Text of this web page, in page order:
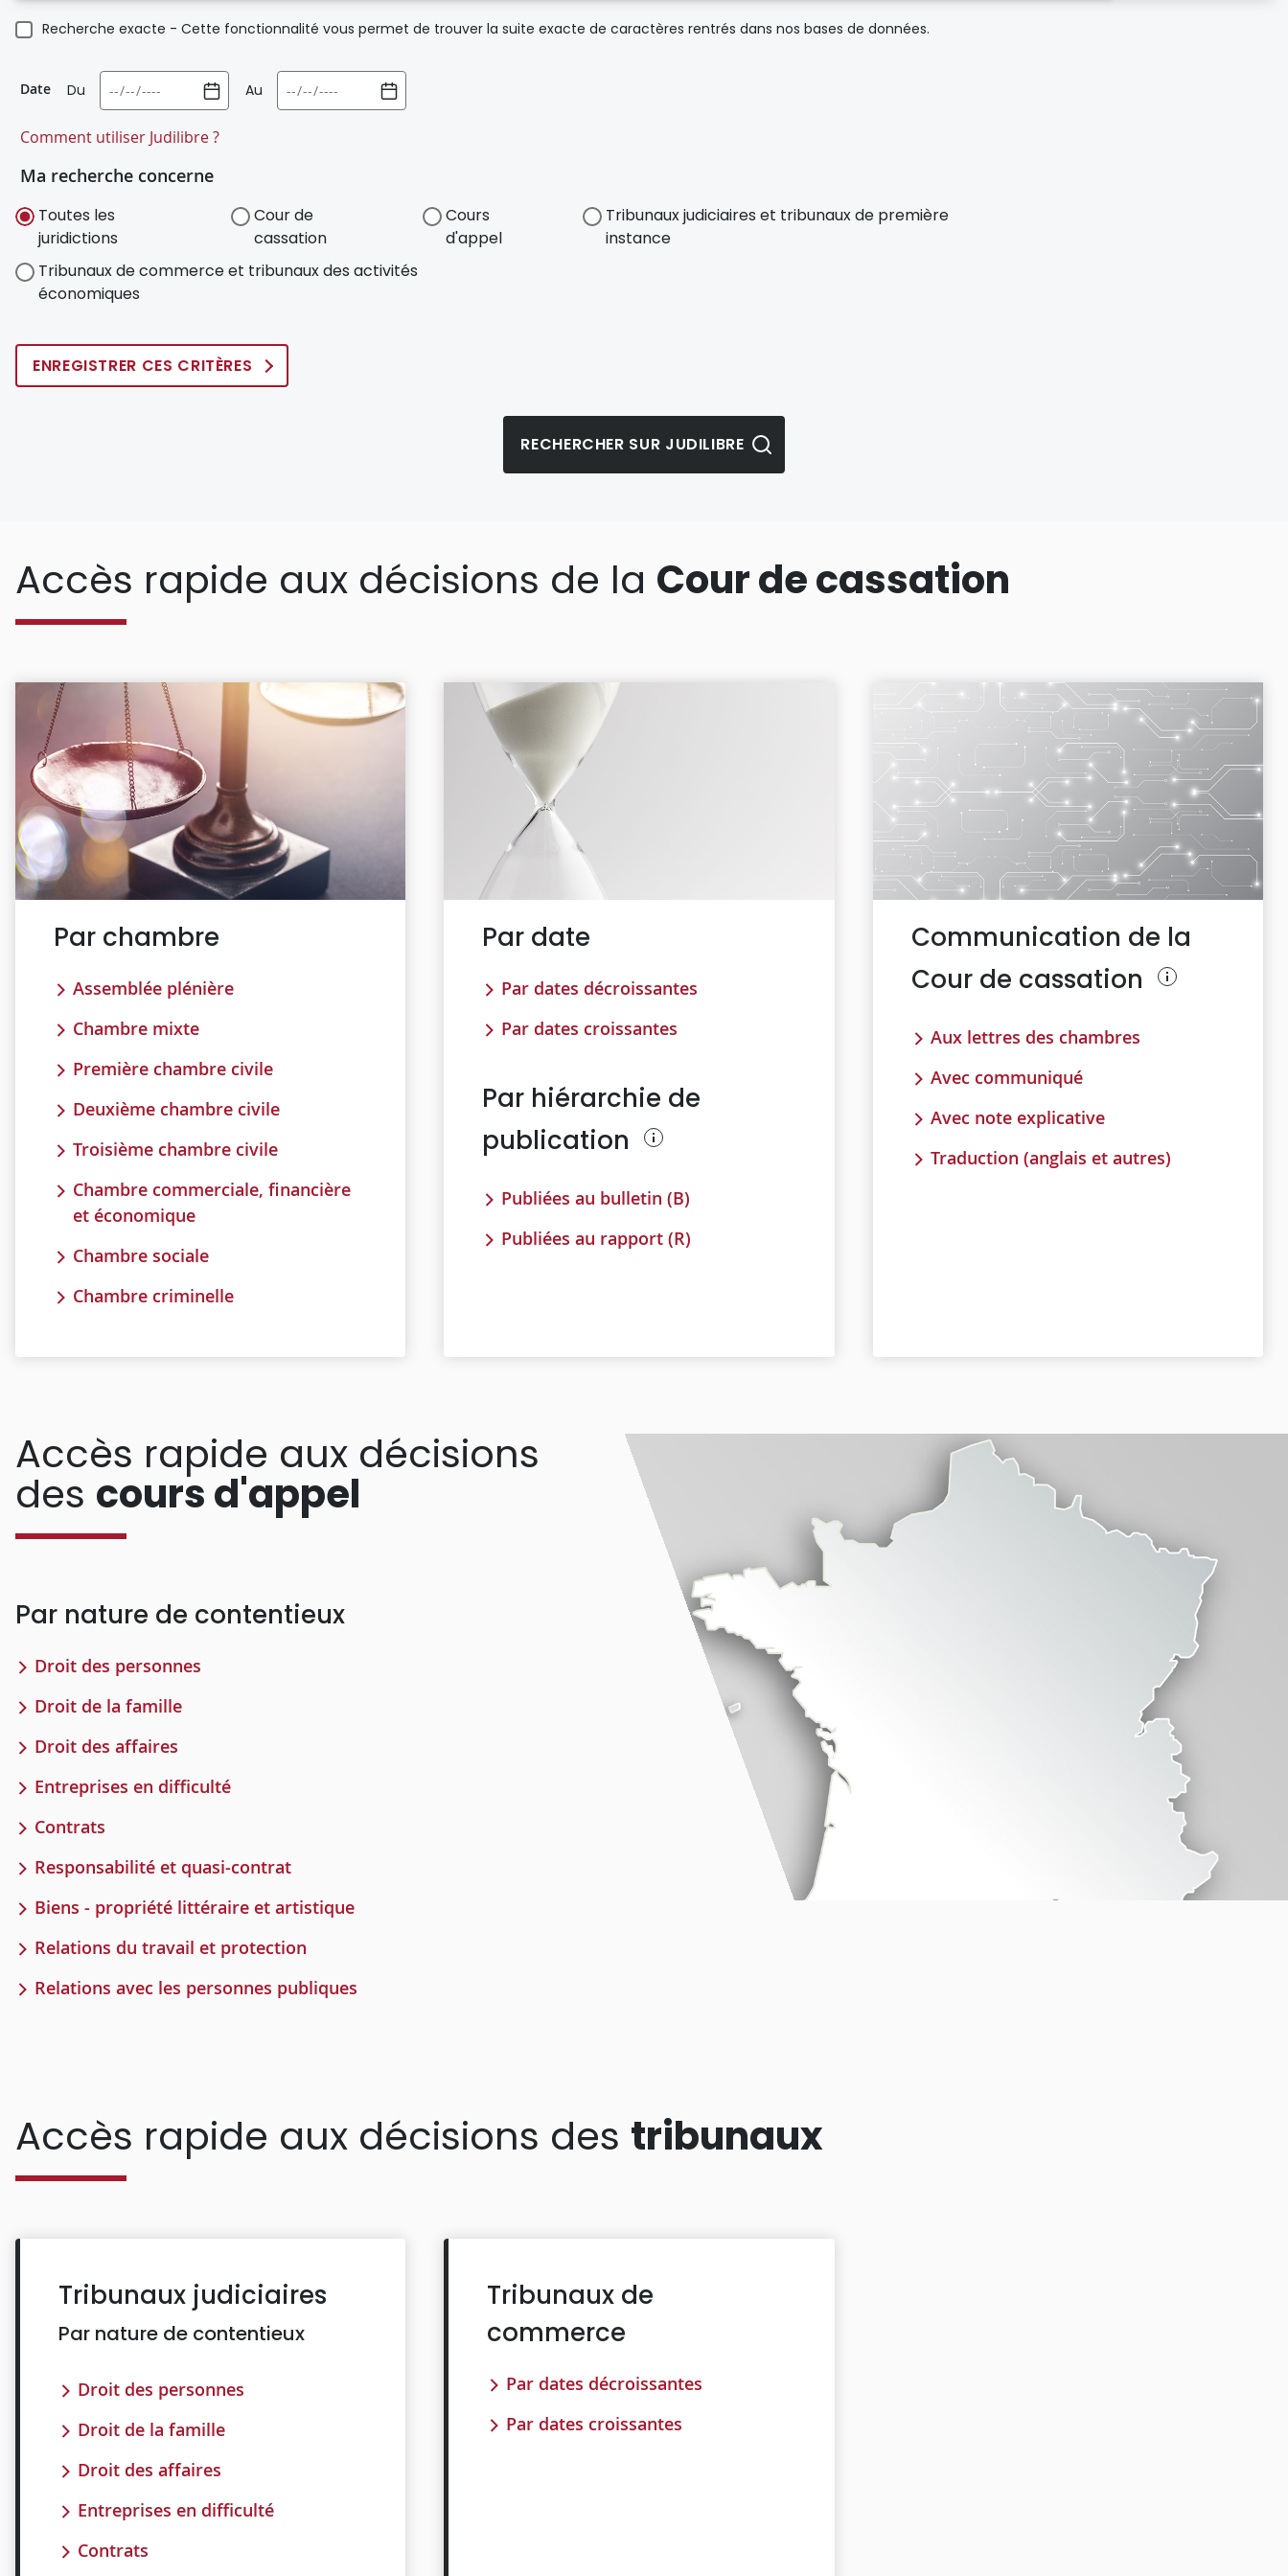
Recherche exacte - Cette fonctionnalité vous permet de trouver la suite exacte de caractères rentrés dans nos bases de données.
Date Du Au
Comment utiliser Judilibre ?
Ma recherche concerne
Toutes les
juridictions
Cour de
cassation
Cours
d'appel
Tribunaux judiciaires et tribunaux de première
instance
Tribunaux de commerce et tribunaux des activités
économiques
ENREGISTRER CES CRITÈRES
Accès rapide aux décisions de la Cour de cassation
Par chambre
Assemblée plénière
Chambre mixte
Première chambre civile
Deuxième chambre civile
Troisième chambre civile
Chambre commerciale, financière
et économique
Chambre sociale
Chambre criminelle
Par date
Par dates décroissantes
Par dates croissantes
Par hiérarchie de
publication
Publiées au bulletin (B)
Publiées au rapport (R)
Communication de la
Cour de cassation
Aux lettres des chambres
Avec communiqué
Avec note explicative
Traduction (anglais et autres)
Accès rapide aux décisions
des cours d'appel
Par nature de contentieux
Droit des personnes
Droit de la famille
Droit des affaires
Entreprises en difficulté
Contrats
Responsabilité et quasi-contrat
Biens - propriété littéraire et artistique
Relations du travail et protection
Relations avec les personnes publiques
Accès rapide aux décisions des tribunaux
Tribunaux judiciaires
Par nature de contentieux
Droit des personnes
Droit de la famille
Droit des affaires
Entreprises en difficulté
Contrats
Tribunaux de
commerce
Par dates décroissantes
Par dates croissantes